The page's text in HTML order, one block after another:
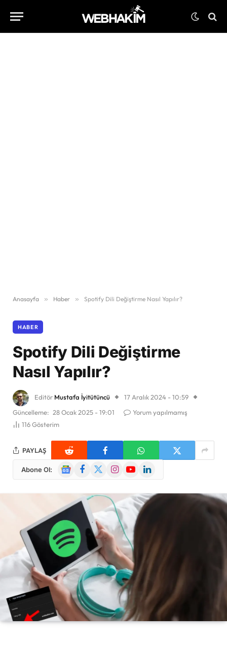
Anasayfa » Haber » Spotify Dili Değiştirme Nasıl Yapılır?
HABER
Spotify Dili Değiştirme
Nasıl Yapılır?
Editör Mustafa İyitütüncü
17 Aralık 2024 - 10:59
Güncelleme: 28 Ocak 2025 - 19:01
Yorum yapılmamış
116Gösterim
PAYLAŞ
Abone Ol:
GoogleFacebook
X
InstagramYouTubeLinkedIn